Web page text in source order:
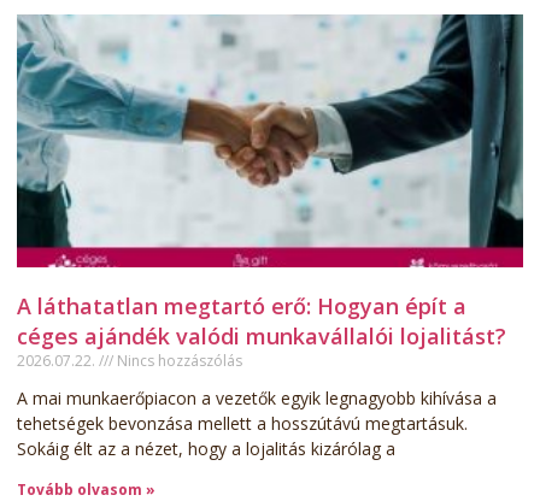
A láthatatlan megtartó erő: Hogyan épít a
céges ajándék valódi munkavállalói lojalitást?
2026.07.22. Nincs hozzászólás
A mai munkaerőpiacon a vezetők egyik legnagyobb kihívása a
tehetségek bevonzása mellett a hosszútávú megtartásuk.
Sokáig élt az a nézet, hogy a lojalitás kizárólag a
Tovább olvasom »